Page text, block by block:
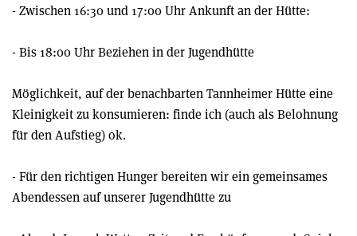
- Zwischen 16:30 und 17:00 Uhr Ankunft an der Hütte:
- Bis 18:00 Uhr Beziehen in der Jugendhütte
Möglichkeit, auf der benachbarten Tannheimer Hütte eine
Kleinigkeit zu konsumieren: finde ich (auch als Belohnung
für den Aufstieg) ok.
- Für den richtigen Hunger bereiten wir ein gemeinsames
Abendessen auf unserer Jugendhütte zu